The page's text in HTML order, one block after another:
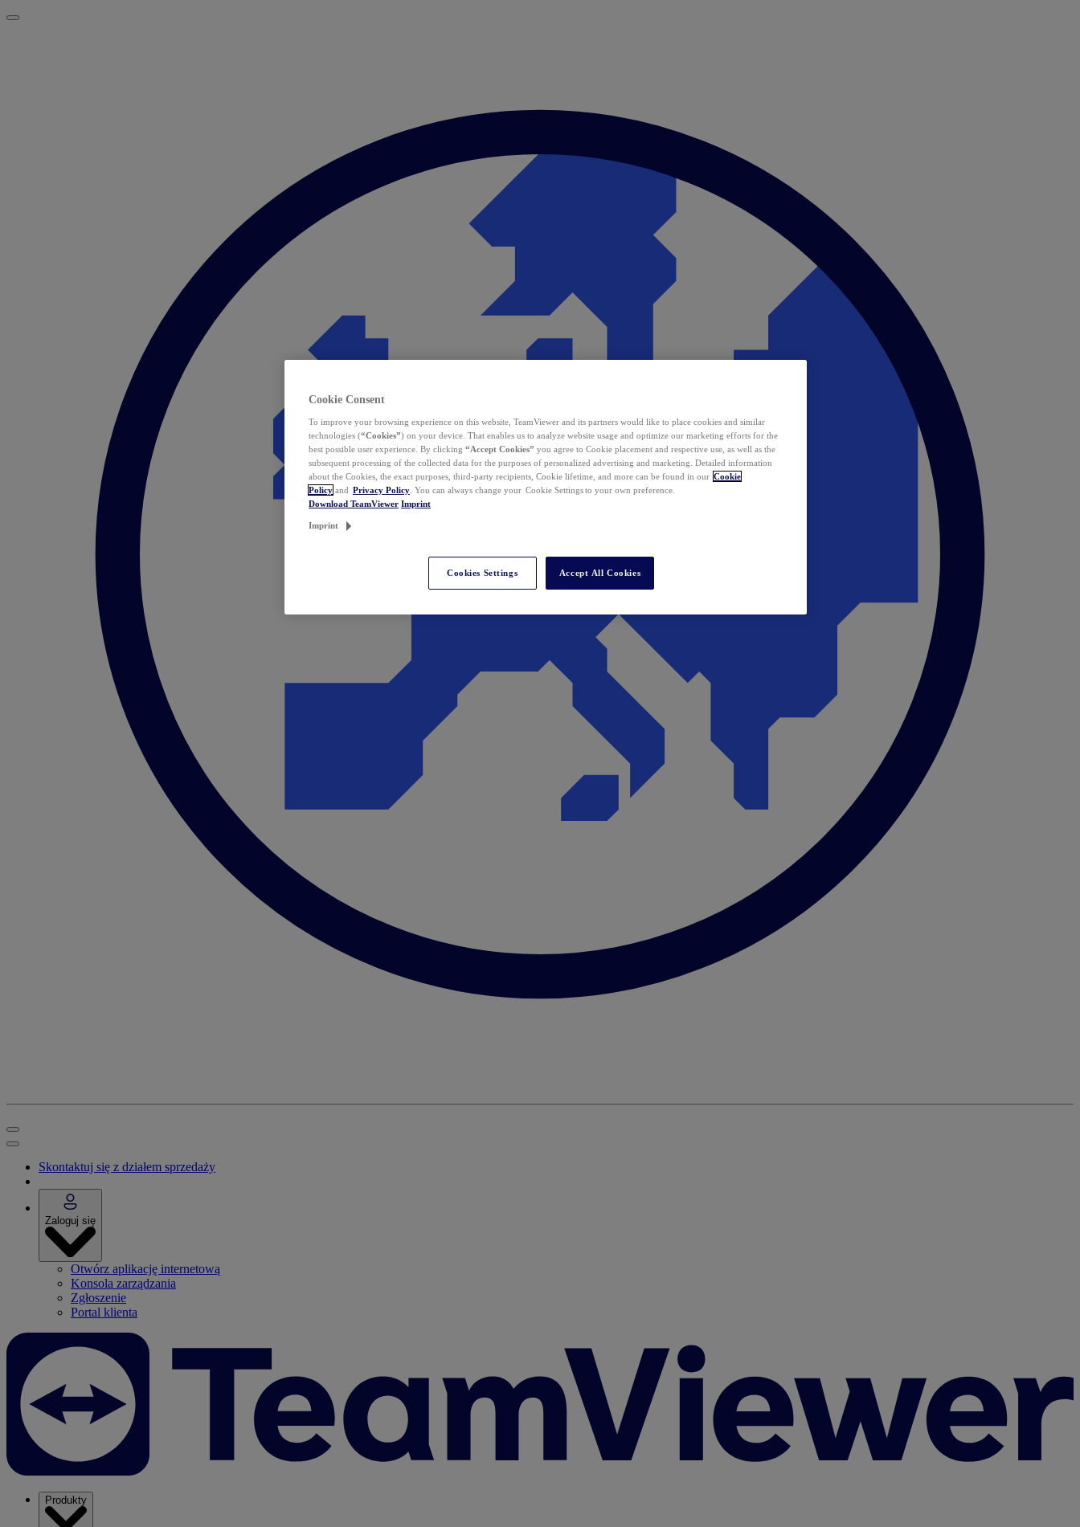
Skontaktuj się z działem sprzedaży
Zaloguj się
Otwórz aplikację internetową
Konsola zarządzania
Zgłoszenie
Portal klienta
Produkty
Cookie Consent
To improve your browsing experience on this website, TeamViewer and its partners would like to place cookies and similar
technologies (“Cookies”) on your device. That enables us to analyze website usage and optimize our marketing efforts for the
best possible user experience. By clicking “Accept Cookies” you agree to Cookie placement and respective use, as well as the
subsequent processing of the collected data for the purposes of personalized advertising and marketing. Detailed information
about the Cookies, the exact purposes, third-party recipients, Cookie lifetime, and more can be found in our Cookie
Policy and Privacy Policy . You can always change your Cookie Settings to your own preference.
Download TeamViewer Imprint
Imprint
Cookies Settings Accept All Cookies